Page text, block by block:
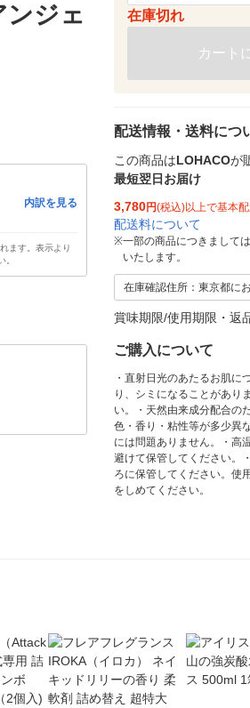
ジェ
内訳を見る
ます。表示より
。
在庫切れ
カート
配送情報・送料につ
この商品はLOHACOが
最短翌日お届け
3,780円(税込)以上で基本
配送料について
※一部の商品につきまして
いたします。
在庫確認住所：東京都に
賞味期限/使用期限・返
ご購入について
・直射日光のあたるお肌に
り、シミになることがあり
い。・天然由来成分配合の
色・香り・粘性等が多少異
には問題ありません。・高
避けて保管してください。
ろに保管してください。使
をしめてください。